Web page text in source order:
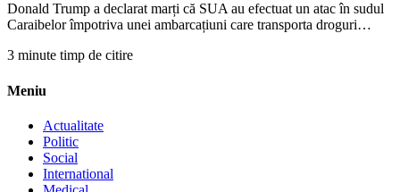
Donald Trump a declarat marți că SUA au efectuat un atac în sudul
Caraibelor împotriva unei ambarcațiuni care transporta droguri…
3 minute timp de citire
Meniu
Actualitate
Politic
Social
International